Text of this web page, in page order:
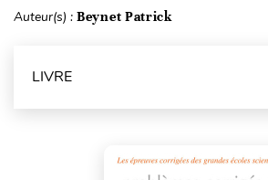
Auteur(s) : Beynet Patrick
LIVRE